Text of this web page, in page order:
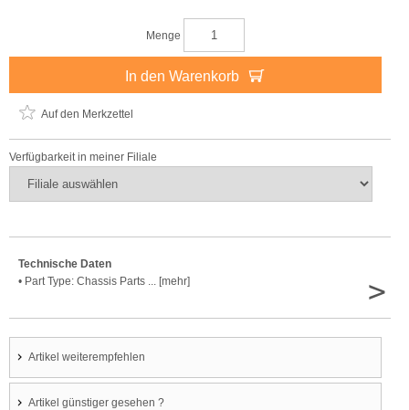
Menge
In den Warenkorb
Auf den Merkzettel
Verfügbarkeit in meiner Filiale
Technische Daten
• Part Type: Chassis Parts ... [mehr]
>
Artikel weiterempfehlen
Artikel günstiger gesehen ?